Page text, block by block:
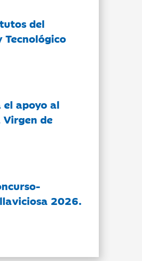
del
Tecnológico
apoyo al
Virgen de
2026.